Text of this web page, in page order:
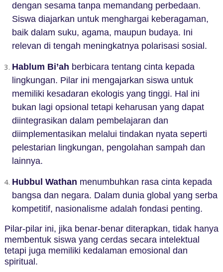
dengan sesama tanpa memandang perbedaan.
Siswa diajarkan untuk menghargai keberagaman,
baik dalam suku, agama, maupun budaya. Ini
relevan di tengah meningkatnya polarisasi sosial.
Hablum Bi’ah berbicara tentang cinta kepada
lingkungan. Pilar ini mengajarkan siswa untuk
memiliki kesadaran ekologis yang tinggi. Hal ini
bukan lagi opsional tetapi keharusan yang dapat
diintegrasikan dalam pembelajaran dan
diimplementasikan melalui tindakan nyata seperti
pelestarian lingkungan, pengolahan sampah dan
lainnya.
Hubbul Wathan menumbuhkan rasa cinta kepada
bangsa dan negara. Dalam dunia global yang serba
kompetitif, nasionalisme adalah fondasi penting.
Pilar-pilar ini, jika benar-benar diterapkan, tidak hanya
membentuk siswa yang cerdas secara intelektual
tetapi juga memiliki kedalaman emosional dan
spiritual.